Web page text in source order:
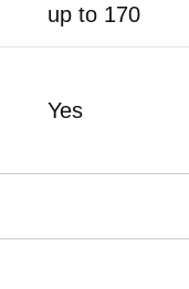
up to 170
Yes